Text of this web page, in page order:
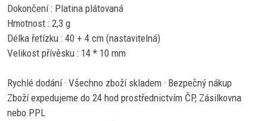
Dokončení : Platina plátovaná
Hmotnost : 2,3 g
Délka řetízku : 40 + 4 cm (nastavitelná)
Velikost přívěsku : 14 * 10 mm
Rychlé dodání · Všechno zboží skladem · Bezpečný nákup
Zboží expedujeme do 24 hod prostřednictvím ČP, Zásilkovna
nebo PPL